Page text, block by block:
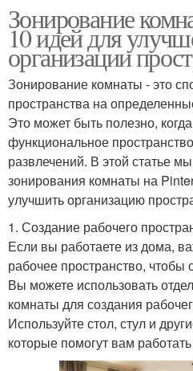
Зонирование
10 идей для
организации
Зонирование комнаты - это
пространства на
Это может быть полезно,
функциональное
развлечений. В этой статье
зонирования комнаты на
улучшить организацию
1. Создание рабочего
Если вы работаете из дома,
рабочее пространство, чтобы
Вы можете использовать
комнаты для создания
Используйте стол, стул и
которые помогут вам